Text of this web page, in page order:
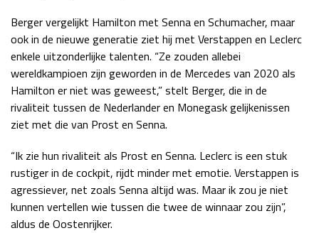
Berger vergelijkt Hamilton met Senna en Schumacher, maar
ook in de nieuwe generatie ziet hij met Verstappen en Leclerc
enkele uitzonderlijke talenten. “Ze zouden allebei
wereldkampioen zijn geworden in de Mercedes van 2020 als
Hamilton er niet was geweest,” stelt Berger, die in de
rivaliteit tussen de Nederlander en Monegask gelijkenissen
ziet met die van Prost en Senna.
“Ik zie hun rivaliteit als Prost en Senna. Leclerc is een stuk
rustiger in de cockpit, rijdt minder met emotie. Verstappen is
agressiever, net zoals Senna altijd was. Maar ik zou je niet
kunnen vertellen wie tussen die twee de winnaar zou zijn”,
aldus de Oostenrijker.